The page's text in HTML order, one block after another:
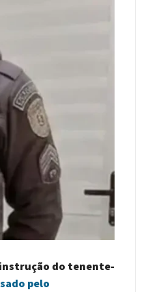
do tenente-
pelo